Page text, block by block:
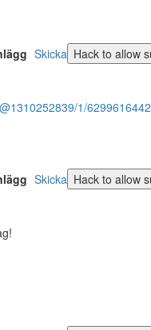
Skicka
1/6299616442
Skicka